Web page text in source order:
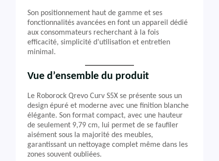
Son positionnement haut de gamme et ses
fonctionnalités avancées en font un appareil dédié
aux consommateurs recherchant à la fois
efficacité, simplicité d’utilisation et entretien
minimal.
Vue d’ensemble du produit
Le Roborock Qrevo Curv S5X se présente sous un
design épuré et moderne avec une finition blanche
élégante. Son format compact, avec une hauteur
de seulement 9,79 cm, lui permet de se faufiler
aisément sous la majorité des meubles,
garantissant un nettoyage complet même dans les
zones souvent oubliées.